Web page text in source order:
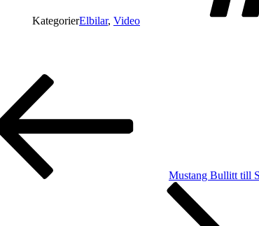
KategorierElbilar, Video
Mustang Bullitt till